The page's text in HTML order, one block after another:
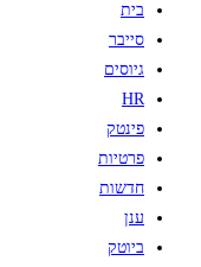
בית
סייבר
גיוסים
HR
פינטק
פרטיות
חדשות
ענן
ביוטק